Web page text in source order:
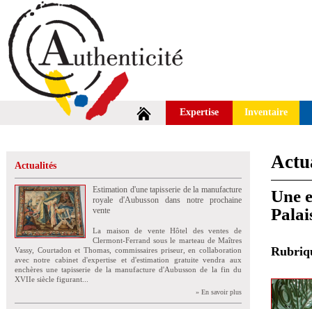
Expertise Inventaire
Actualités
Estimation d'une tapisserie de la manufacture
royale d'Aubusson dans notre prochaine
vente
La maison de vente Hôtel des ventes de
Clermont-Ferrand sous le marteau de Maîtres
Vassy, Courtadon et Thomas, commissaires priseur, en collaboration
avec notre cabinet d'expertise et d'estimation gratuite vendra aux
enchères une tapisserie de la manufacture d'Aubusson de la fin du
XVIIe siècle figurant...
» En savoir plus
Une